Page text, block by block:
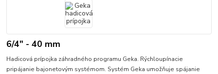
6/4" - 40 mm
Hadicová prípojka záhradného programu Geka. Rýchloupínacie
pripájanie bajonetovým systémom. Systém Geka umožňuje spájanie